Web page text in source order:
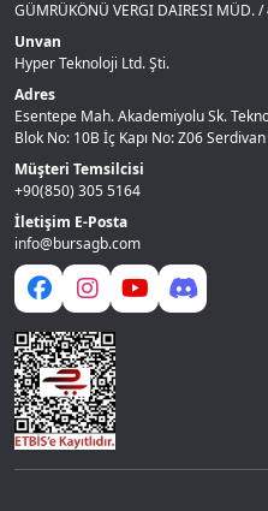
GÜMRÜKÖNÜ VERGI DAIRESI MÜD.
Unvan
Hyper Teknoloji Ltd. Şti.
Adres
Esentepe Mah. Akademiyolu Sk.
Blok No: 10B İç Kapı No: Z06
Müşteri Temsilcisi
+90(850) 305 5164
İletişim E-Posta
info@bursagb.com